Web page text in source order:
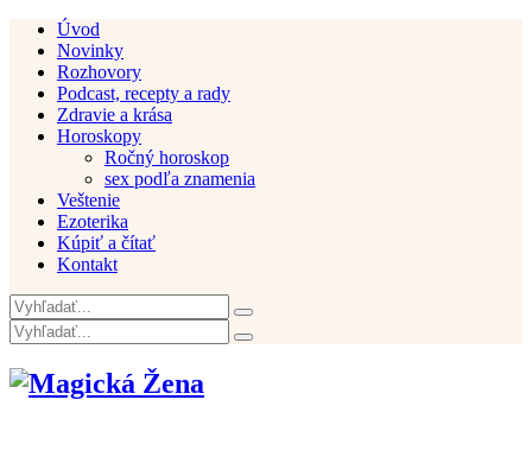
Úvod
Novinky
Rozhovory
Podcast, recepty a rady
Zdravie a krása
Horoskopy
Ročný horoskop
sex podľa znamenia
Veštenie
Ezoterika
Kúpiť a čítať
Kontakt